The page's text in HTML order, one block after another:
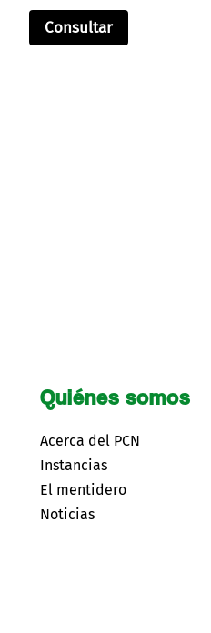
Consultar
Quiénes somos
Acerca del PCN
Instancias
El mentidero
Noticias